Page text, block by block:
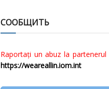
СООБЩИТЬ
Raportați un abuz la
https://weareallin.iom.int